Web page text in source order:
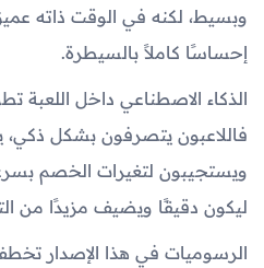
وبسيط، لكنه في الوقت ذاته
إحساسًا كاملاً بالسيطرة.
الذكاء الاصطناعي داخل اللعبة
فاللاعبون يتصرفون بشكل
ويستجيبون لتغيرات الخصم
ليكون دقيقًا ويضيف مزيدًا من
الرسوميات في هذا الإصدار